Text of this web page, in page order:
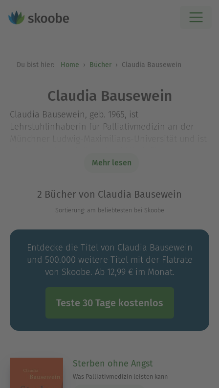
Du bist hier: Home Bücher Claudia Bausewein
Claudia Bausewein
Claudia Bausewein, geb. 1965, ist
Lehrstuhlinhaberin für Palliativmedizin an der
Palliativmedizin am Klinikum der Universität
Mehr lesen
2 Bücher von Claudia Bausewein
Sortierung: am beliebtesten bei Skoobe
Entdecke die Titel von Claudia Bausewein
und 500.000 weitere Titel mit der Flatrate
von Skoobe. Ab 12,99 € im Monat.
Teste 30 Tage kostenlos
Sterben ohne Angst
Was Palliativmedizin leisten kann